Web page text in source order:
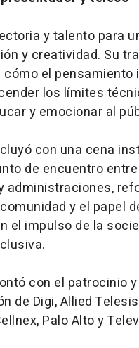
y talento para
y creatividad. Su
el pensamiento
los límites
y emocionar al
con una cena
de encuentro
administraciones,
y el papel
el impulso de la
con el patrocinio
de Digi, Allied
Palo Alto y